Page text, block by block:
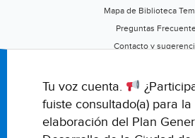
Mapa de Biblioteca
Preguntas
Contacto y
Califica este portal
Tu voz cuenta.
fuiste consultado(a) para la
elaboración del Plan